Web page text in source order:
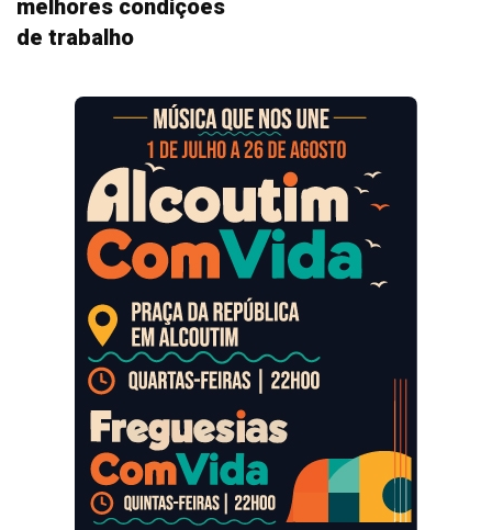
melhores condições
de trabalho